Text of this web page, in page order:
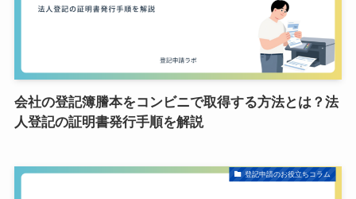
会社の登記簿謄本をコンビニで取得する方法とは？法
人登記の証明書発行手順を解説
登記申請のお役立ちコラム